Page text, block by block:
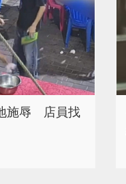
施辱 店員找